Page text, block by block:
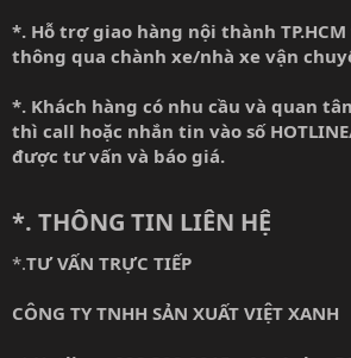
*. Hỗ trợ giao hàng nội thành
thông qua chành xe/nhà xe vận
*. Khách hàng có nhu cầu và quan
thì call hoặc nhắn tin vào số
được tư vấn và báo giá.
*. THÔNG TIN LIÊN HỆ
*.TƯ VẤN TRỰC TIẾP
CÔNG TY TNHH SẢN XUẤT VIỆT XANH